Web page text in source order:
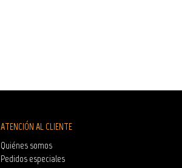
ATENCIÓN AL CLIENTE
Quiénes somos
Pedidos especiales